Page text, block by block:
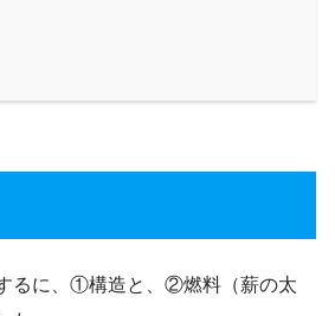
るに、①構造と、②燃料（薪の太